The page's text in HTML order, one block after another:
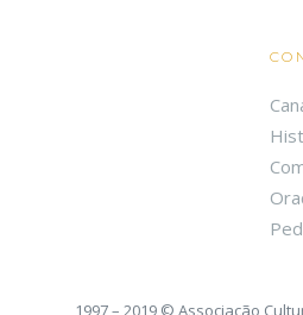
1997 – 2019 © Associação